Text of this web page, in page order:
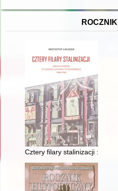
Cztery filary stalinizacji :